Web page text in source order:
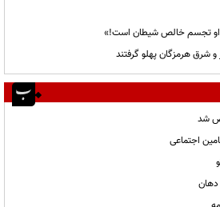
تجسم خالص شیطان است!»
شد
اجتماعی